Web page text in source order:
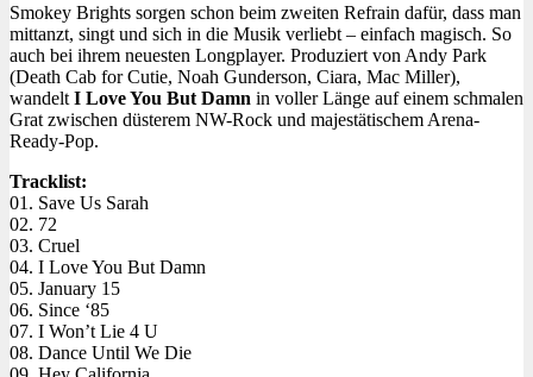
Smokey Brights sorgen schon beim zweiten Refrain dafür, dass man
mittanzt, singt und sich in die Musik verliebt – einfach magisch. So
auch bei ihrem neuesten Longplayer. Produziert von Andy Park
(Death Cab for Cutie, Noah Gunderson, Ciara, Mac Miller),
wandelt I Love You But Damn in voller Länge auf einem schmalen
Grat zwischen düsterem NW-Rock und majestätischem Arena-
Ready-Pop.
Tracklist:
01. Save Us Sarah
02. 72
03. Cruel
04. I Love You But Damn
05. January 15
06. Since ‘85
07. I Won’t Lie 4 U
08. Dance Until We Die